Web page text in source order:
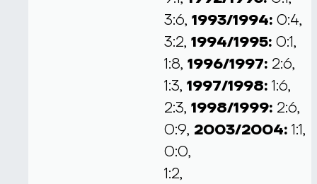
3:6,1993/1994: 0:4,
3:2,1994/1995:0:1,
1:8,1996/1997: 2:6,
1:3,1997/1998:1:6,
2:3,1998/1999: 2:6,
0:9, 2003/2004: 1:1,
0:0,
1:2,